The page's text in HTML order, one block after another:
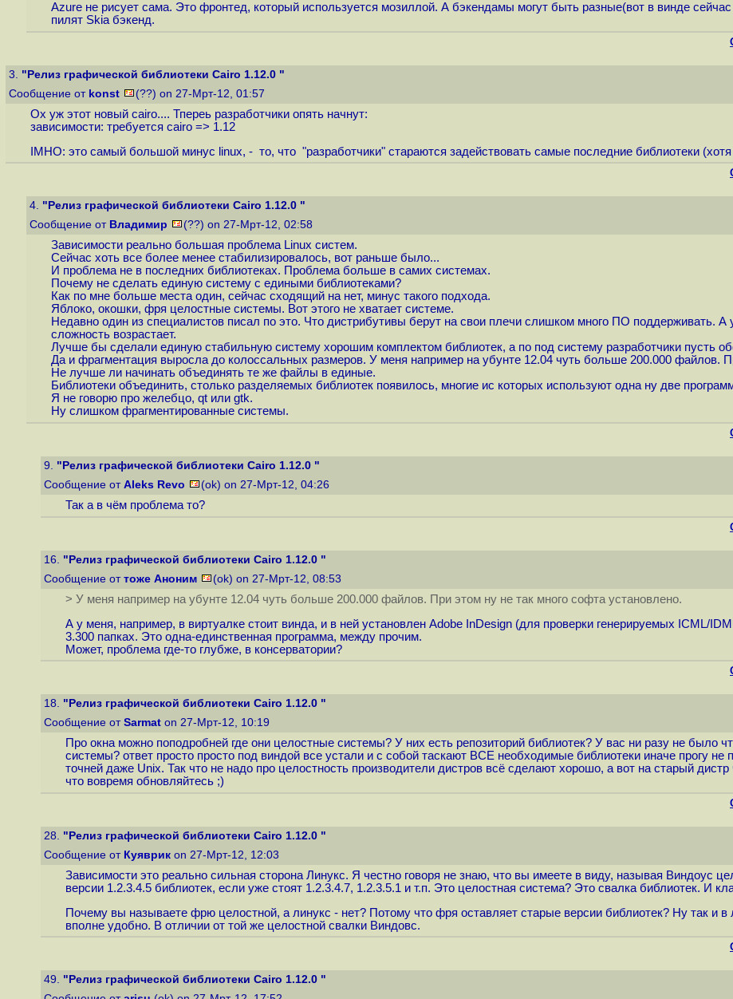
Azure не рисует сама. Это фронтед, который используется мозиллой. А бэкендамы могут быть разные(вот в винде
пилят Skia бэкенд.
3. "Релиз графической библиотеки Cairo 1.12.0 "
Сообщение от konst (??) on 27-Мрт-12, 01:57
Ох уж этот новый cairo.... Тпереь разработчики опять начнут:
зависимости: требуется cairo => 1.12
IMHO: это самый большой минус linux, - то, что "разработчики" стараются задействовать самые последние библиотеки
4. "Релиз графической библиотеки Cairo 1.12.0 "
Сообщение от Владимир (??) on 27-Мрт-12, 02:58
Зависимости реально большая проблема Linux систем.
Сейчас хоть все более менее стабилизировалось, вот раньше было...
И проблема не в последних библиотеках. Проблема больше в самих системах.
Почему не сделать единую систему с едиными библиотеками?
Как по мне больше места один, сейчас сходящий на нет, минус такого подхода.
Яблоко, окошки, фря целостные системы. Вот этого не хватает системе.
Недавно один из специалистов писал по это. Что дистрибутивы берут на свои плечи слишком много ПО поддерживать.
сложность возрастает.
Лучше бы сделали единую стабильную систему хорошим комплектом библиотек, а по под систему разработчики пусть
Да и фрагментация выросла до колоссальных размеров. У меня например на убунте 12.04 чуть больше 200.000 файлов.
Не лучше ли начинать объединять те же файлы в единые.
Библиотеки объединить, столько разделяемых библиотек появилось, многие ис которых используют одна ну две
Я не говорю про желебцо, qt или gtk.
Ну слишком фрагментированные системы.
9. "Релиз графической библиотеки Cairo 1.12.0 "
Сообщение от Aleks Revo (ok) on 27-Мрт-12, 04:26
Так а в чём проблема то?
16. "Релиз графической библиотеки Cairo 1.12.0 "
Сообщение от тоже Аноним (ok) on 27-Мрт-12, 08:53
> У меня например на убунте 12.04 чуть больше 200.000 файлов. При этом ну не так много софта установлено.
А у меня, например, в виртуалке стоит винда, и в ней установлен Adobe InDesign (для проверки генерируемых ICML/
3.300 папках. Это одна-единственная программа, между прочим.
Может, проблема где-то глубже, в консерватории?
18. "Релиз графической библиотеки Cairo 1.12.0 "
Сообщение от Sarmat on 27-Мрт-12, 10:19
Про окна можно поподробней где они целостные системы? У них есть репозиторий библиотек? У вас ни разу не было
системы? ответ просто просто под виндой все устали и с собой таскают ВСЕ необходимые библиотеки иначе прогу не
точней даже Unix. Так что не надо про целостность производители дистров всё сделают хорошо, а вот на старый
что вовремя обновляйтесь ;)
28. "Релиз графической библиотеки Cairo 1.12.0 "
Сообщение от Куяврик on 27-Мрт-12, 12:03
Зависимости это реально сильная сторона Линукс. Я честно говоря не знаю, что вы имеете в виду, называя Виндоус
версии 1.2.3.4.5 библиотек, если уже стоят 1.2.3.4.7, 1.2.3.5.1 и т.п. Это целостная система? Это свалка библиотек. И
Почему вы называете фрю целостной, а линукс - нет? Потому что фря оставляет старые версии библиотек? Ну так и
вполне удобно. В отличии от той же целостной свалки Виндовс.
49. "Релиз графической библиотеки Cairo 1.12.0 "